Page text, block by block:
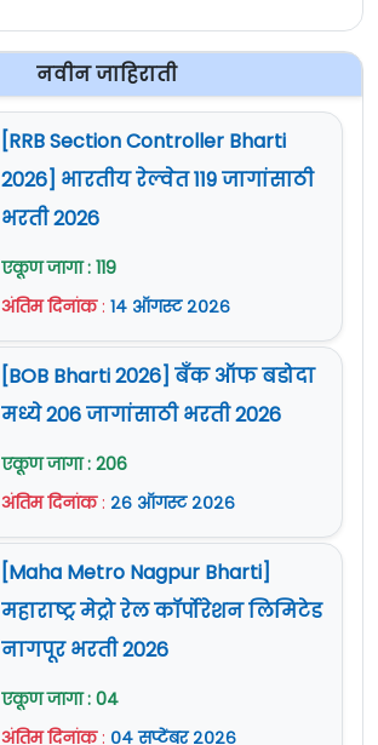
नवीन जाहिराती
[RRB Section Controller Bharti
2026] भारतीय रेल्वेत 119 जागांसाठी
भरती 2026
एकूण जागा : 119
अंतिम दिनांक: १४ ऑगस्ट २०२६
[BOB Bharti 2026] बँक ऑफ बडोदा
मध्ये 206 जागांसाठी भरती 2026
एकूण जागा : 206
अंतिम दिनांक: २६ ऑगस्ट २०२६
[Maha Metro Nagpur Bharti]
महाराष्ट्र मेट्रो रेल कॉर्पोरेशन लिमिटेड
नागपूर भरती 2026
एकूण जागा : 04
अंतिम दिनांक: ०४ सप्टेंबर २०२६